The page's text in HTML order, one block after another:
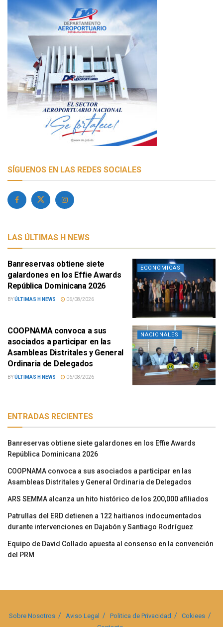
SÍGUENOS EN LAS REDES SOCIALES
LAS ÚLTIMAS H NEWS
ECONÓMICAS
Banreservas obtiene siete
galardones en los Effie Awards
República Dominicana 2026
BYÚLTIMAS H NEWS 06/08/2026
NACIONALES
COOPNAMA convoca a sus
asociados a participar en las
Asambleas Distritales y General
Ordinaria de Delegados
BYÚLTIMAS H NEWS 06/08/2026
ENTRADAS RECIENTES
Banreservas obtiene siete galardones en los Effie Awards
República Dominicana 2026
COOPNAMA convoca a sus asociados a participar en las
Asambleas Distritales y General Ordinaria de Delegados
ARS SEMMA alcanza un hito histórico de los 200,000 afiliados
Patrullas del ERD detienen a 122 haitianos indocumentados
durante intervenciones en Dajabón y Santiago Rodríguez
Equipo de David Collado apuesta al consenso en la convención
del PRM
Sobre Nosotros Aviso Legal Politica de Privacidad
Cokiees